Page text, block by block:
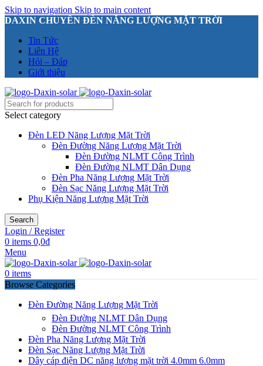
Skip to navigation Skip to main content
DAXIN CHUYÊN ĐÈN NĂNG LƯỢNG MẶT TRỜI
Tin Tức
Liên Hệ
Hỏi – Đáp
Giới thiệu
Select category
Đèn LED Năng Lượng Mặt Trời
Đèn Đường Năng Lượng Mặt Trời
Đèn Đường NLMT Công Trình
Đèn Đường NLMT Dân Dụng
Đèn Pha Năng Lượng Mặt Trời
Đèn Sạc Năng Lượng Mặt Trời
Phụ Kiện Năng Lượng Mặt Trời
Search
Login / Register
0 items 0,0₫
Menu
0 items
Browse Categories
Đèn Đường Năng Lượng Mặt Trời
Đèn Đường NLMT Dân Dụng
Đèn Đường NLMT Công Trình
Đèn Pha Năng Lượng Mặt Trời
Đèn Sạc Năng Lượng Mặt Trời
Dây cáp điện DC năng lượng mặt trời 4.0mm 6.0mm